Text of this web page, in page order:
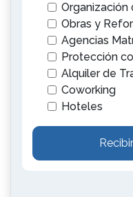
Organización
Obras y
Agencias
Protección
Alquiler de
Coworking
Hoteles